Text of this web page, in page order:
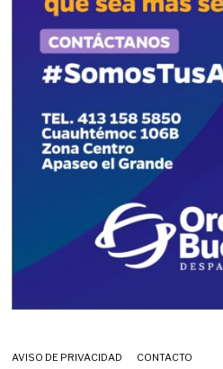
AVISO DE PRIVACIDAD CONTACTO